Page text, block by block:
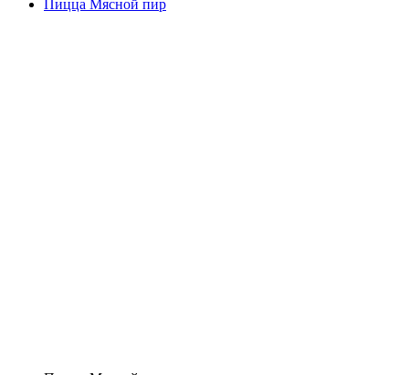
Пицца Мясной пир